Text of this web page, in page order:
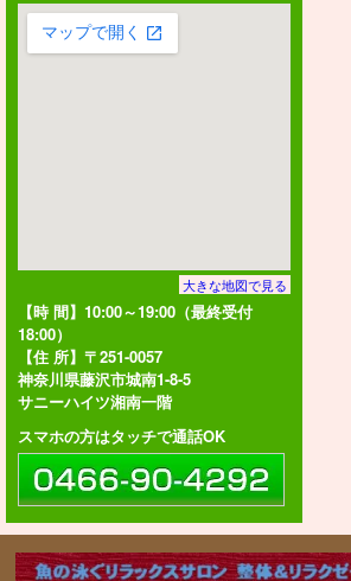
大きな地図で見る
【時 間】10:00～19:00（最終受付
18:00）
【住 所】〒251-0057
神奈川県藤沢市城南1-8-5
サニーハイツ湘南一階
スマホの方はタッチで通話OK